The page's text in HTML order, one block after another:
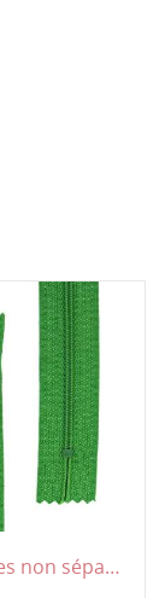
Fermetures non séparables